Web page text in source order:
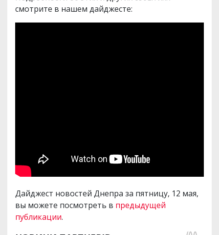
смотрите в нашем дайджесте:
Дайджест новостей Днепра за пятницу, 12 мая,
вы можете посмотреть в предыдущей
публикации.